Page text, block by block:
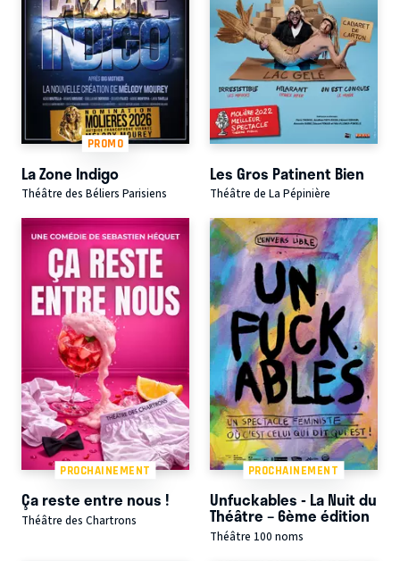
PROMO
La Zone Indigo
Théâtre des Béliers Parisiens
Les Gros Patinent Bien
Théâtre de La Pépinière
PROCHAINEMENT
Ça reste entre nous !
Théâtre des Chartrons
PROCHAINEMENT
Unfuckables - La Nuit du
Théâtre – 6ème édition
Théâtre 100 noms